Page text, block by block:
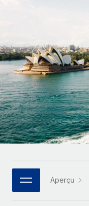
Intégrez et
PEO
Sous-traitez les
INFRASTRUCTURE
Intégration
Intégrez vos RH
Plateforme
Connecter
Connectez
notre MCP
CROISSANCE
Start-ups
Des solutions
paie des
Entreprises
Développez vos
mesure
Entreprise
Les RH à
Découvrez les
paiement pour
APPRENDRE AVEC
Recherche et
Études de cas
Checklists et
Descriptions de
Français
Deutsch
Español
Italiano
Português (Portugal)
日本語
한국어
Aperçu